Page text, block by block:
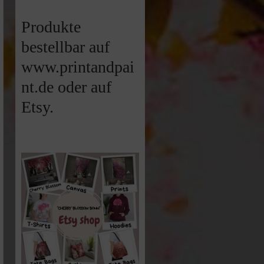
Produkte
bestellbar auf
www.printandpai
nt.de oder auf
Etsy.